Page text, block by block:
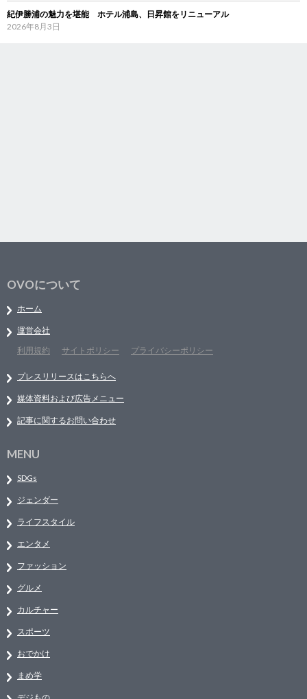
紀伊勝浦の魅力を堪能 ホテル浦島、日昇館をリニューアル
2026年8月3日
OVOについて
ホーム
運営会社
利用規約
サイトポリシー プライバシーポリシー
プレスリリースはこちらへ
媒体資料および広告メニュー
記事に関するお問い合わせ
MENU
SDGs
ジェンダー
ライフスタイル
エンタメ
ファッション
グルメ
カルチャー
スポーツ
おでかけ
まめ学